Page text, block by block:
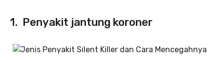
1. Penyakit jantung koroner